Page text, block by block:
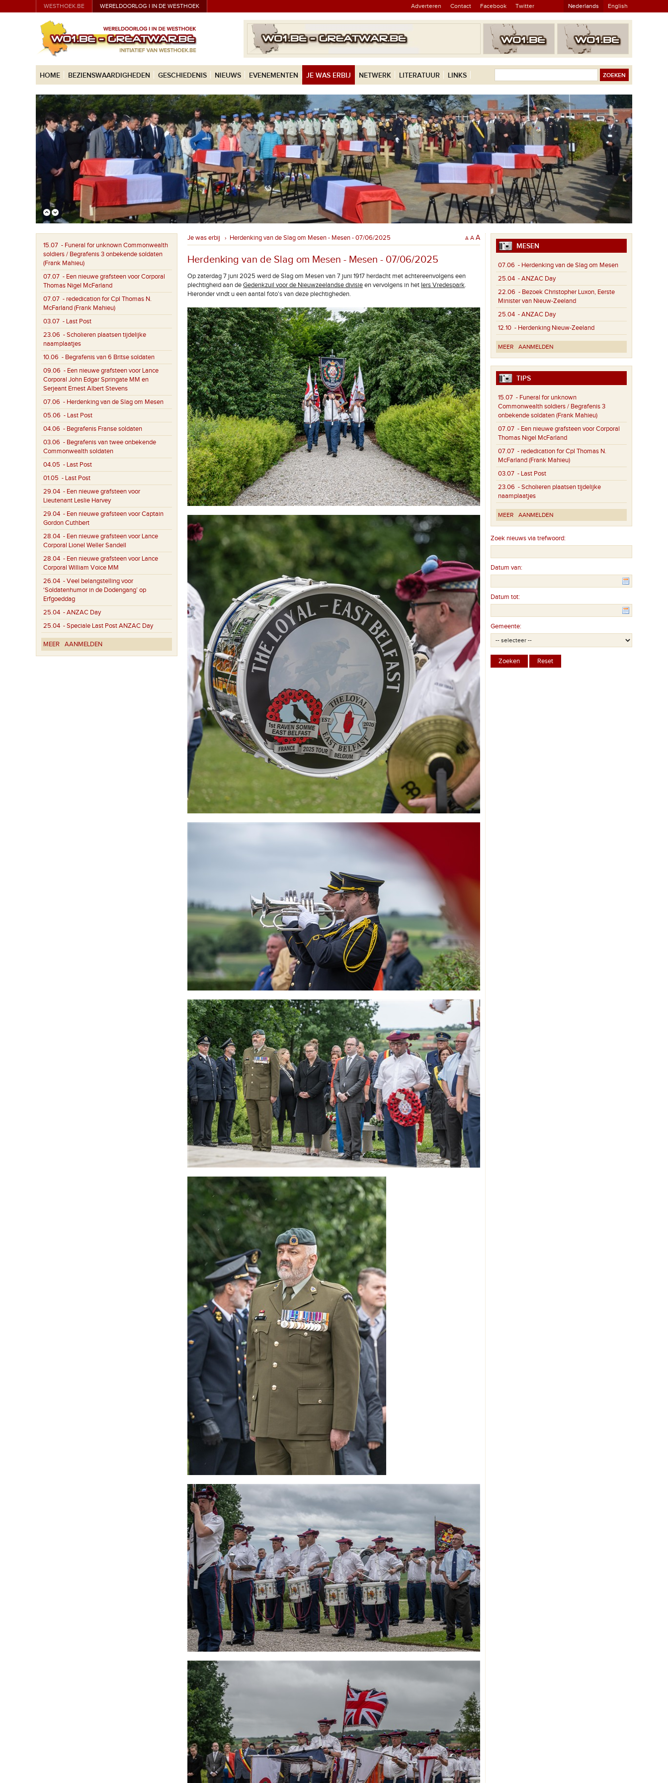
WESTHOEK.BE WERELDOORLOG I IN DE WESTHOEK Adverteren Contact Facebook Twitter Nederlands English
HOME BEZIENSWAARDIGHEDEN GESCHIEDENIS NIEUWS EVENEMENTEN JE WAS ERBIJ NETWERK LITERATUUR LINKS
15.07 - Funeral for unknown Commonwealth
soldiers / Begrafenis 3 onbekende soldaten
(Frank Mahieu)
07.07 - Een nieuwe grafsteen voor Corporal
Thomas Nigel McFarland
07.07 - rededication for Cpl Thomas N.
McFarland (Frank Mahieu)
03.07 - Last Post
23.06 - Scholieren plaatsen tijdelijke
naamplaatjes
10.06 - Begrafenis van 6 Britse soldaten
09.06 - Een nieuwe grafsteen voor Lance
Corporal John Edgar Springate MM en
Serjeant Ernest Albert Stevens
07.06 - Herdenking van de Slag om Mesen
05.06 - Last Post
04.06 - Begrafenis Franse soldaten
03.06 - Begrafenis van twee onbekende
Commonwealth soldaten
04.05 - Last Post
01.05 - Last Post
29.04 - Een nieuwe grafsteen voor
Lieutenant Leslie Harvey
29.04 - Een nieuwe grafsteen voor Captain
Gordon Cuthbert
28.04 - Een nieuwe grafsteen voor Lance
Corporal Lionel Weller Sandell
28.04 - Een nieuwe grafsteen voor Lance
Corporal William Voice MM
26.04 - Veel belangstelling voor
‘Soldatenhumor in de Dodengang’ op
Erfgoeddag
25.04 - ANZAC Day
25.04 - Speciale Last Post ANZAC Day
MEER AANMELDEN
Je was erbij › Herdenking van de Slag om Mesen - Mesen - 07/06/2025 A A A
Herdenking van de Slag om Mesen - Mesen - 07/06/2025
Op zaterdag 7 juni 2025 werd de Slag om Mesen van 7 juni 1917 herdacht met achtereenvolgens een
plechtigheid aan deGedenkzuil voor de Nieuwzeelandse divisieen vervolgens in het Iers Vredespark.
Hieronder vindt u een aantal foto's van deze plechtigheden.
MESEN
07.06 - Herdenking van de Slag om Mesen
25.04 - ANZAC Day
22.06 - Bezoek Christopher Luxon, Eerste
Minister van Nieuw-Zeeland
25.04 - ANZAC Day
12.10 - Herdenking Nieuw-Zeeland
MEER AANMELDEN
TIPS
15.07 - Funeral for unknown
Commonwealth soldiers / Begrafenis 3
onbekende soldaten (Frank Mahieu)
07.07 - Een nieuwe grafsteen voor Corporal
Thomas Nigel McFarland
07.07 - rededication for Cpl Thomas N.
McFarland (Frank Mahieu)
03.07 - Last Post
23.06 - Scholieren plaatsen tijdelijke
naamplaatjes
MEER AANMELDEN
Zoek nieuws via trefwoord:
Datum van:
Datum tot:
Gemeente: